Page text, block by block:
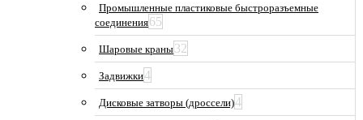
Промышленные пластиковые быстроразъемные
соединения65
Шаровые краны32
Задвижки4
Дисковые затворы (дроссели)4